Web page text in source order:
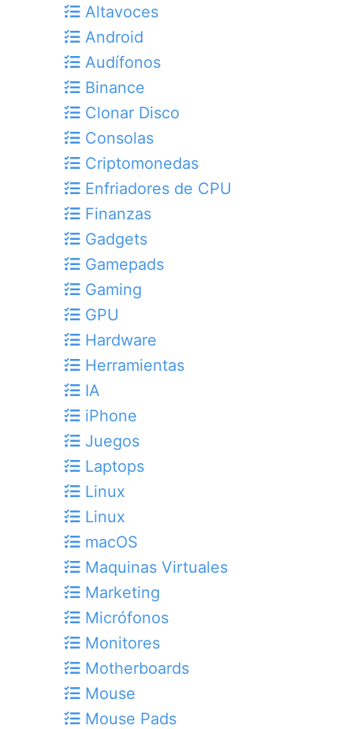
Altavoces
Android
Audífonos
Binance
Clonar Disco
Consolas
Criptomonedas
Enfriadores de CPU
Finanzas
Gadgets
Gamepads
Gaming
GPU
Hardware
Herramientas
IA
iPhone
Juegos
Laptops
Linux
Linux
macOS
Maquinas Virtuales
Marketing
Micrófonos
Monitores
Motherboards
Mouse
Mouse Pads